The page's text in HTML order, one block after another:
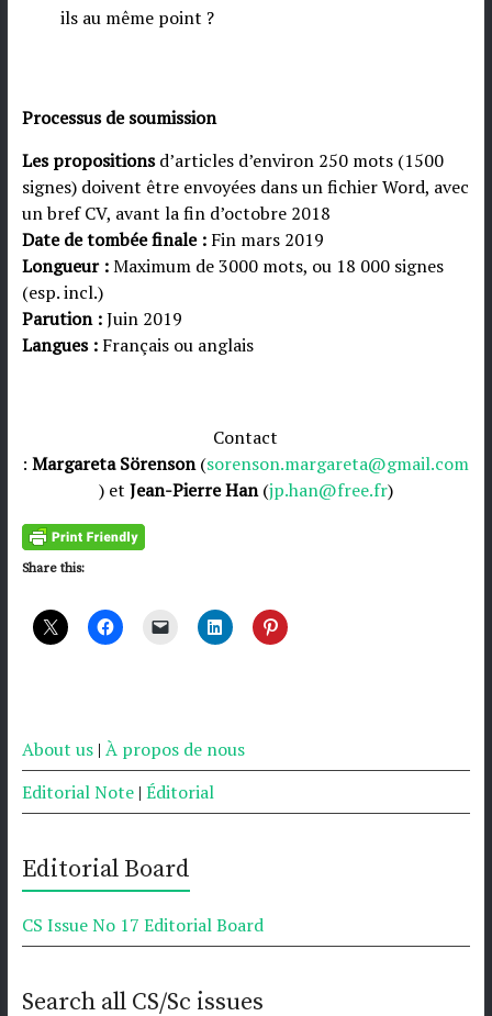
ils au même point ?
Processus de soumission
Les propositionsd’articles d’environ 250 mots (1500
signes) doivent être envoyées dans un fichier Word, avec
un bref CV, avant la fin d’octobre 2018
Date de tombée finale :Fin mars 2019
Longueur :Maximum de 3000 mots, ou 18 000 signes
(esp. incl.)
Parution :Juin 2019
Langues :Français ou anglais
Contact
:Margareta Sörenson(sorenson.margareta@gmail.com
) et Jean-Pierre Han(jp.han@free.fr)
Share this:
About us| À propos de nous
Editorial Note| Éditorial
Editorial Board
CS Issue No 17 Editorial Board
Search all CS/Sc issues